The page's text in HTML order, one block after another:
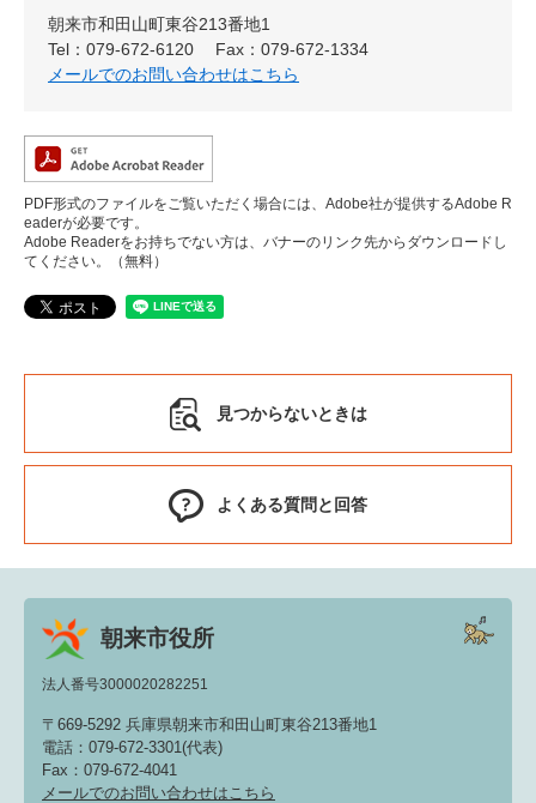
朝来市和田山町東谷213番地1
Tel：079-672-6120
Fax：079-672-1334
メールでのお問い合わせはこちら
PDF形式のファイルをご覧いただく場合には、Adobe社が提供するAdobe R
eaderが必要です。
Adobe Readerをお持ちでない方は、バナーのリンク先からダウンロードし
てください。（無料）
見つからないときは
よくある質問と回答
朝来市役所
法人番号3000020282251
〒669-5292 兵庫県朝来市和田山町東谷213番地1
電話：079-672-3301(代表)
Fax：079-672-4041
メールでのお問い合わせはこちら